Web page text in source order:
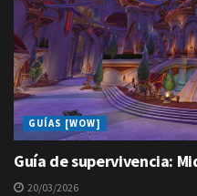
GUÍAS [WOW]
Guía de supervivencia:
20/03/2026